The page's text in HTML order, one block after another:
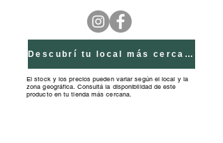
Descubrí tu local más cercano
El stock y los precios pueden variar según el local y la
zona geográfica. Consultá la disponibilidad de este
producto en tu tienda más cercana.